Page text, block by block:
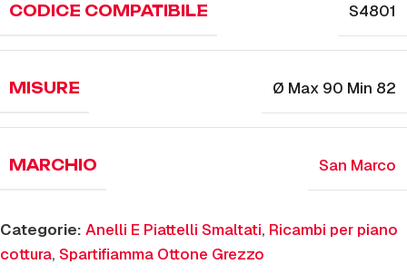
CODICE COMPATIBILE S4801
MISURE Ø Max 90 Min 82
MARCHIO San Marco
Categorie: Anelli E Piattelli Smaltati, Ricambi per piano
cottura, Spartifiamma Ottone Grezzo